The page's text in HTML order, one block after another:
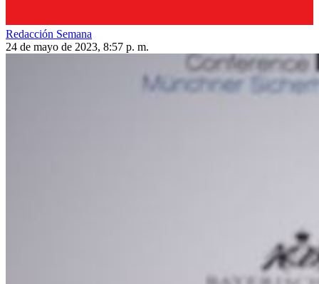
Redacción Semana
24 de mayo de 2023, 8:57 p. m.